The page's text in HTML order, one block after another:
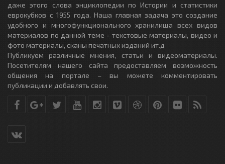
даже этого слова энциклопедии по Истории и статистики
еврокубков с 1955 года. Наша главная задача это создание
удобного и многофункционального хранилища всех видов
материалов по данной теме - текстовые материалы, видео и
фото материалы, сканы печатных изданий ит.д
Публикуем различные мнения, статьи и видеоматериалы.
Посетителям нашего сайта предоставляем возможность
общения на портале – вы можете комментировать
публикации и добавлять свои.